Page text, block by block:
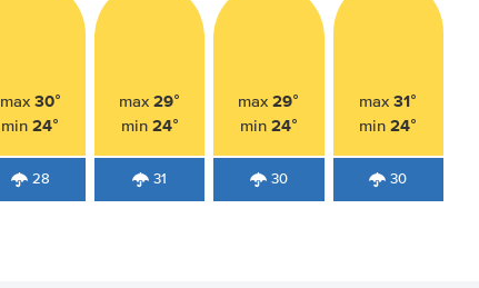
max 30°
min24°
28
max29°
min 24°
31
max29°
min 24°
30
max31°
min24°
30